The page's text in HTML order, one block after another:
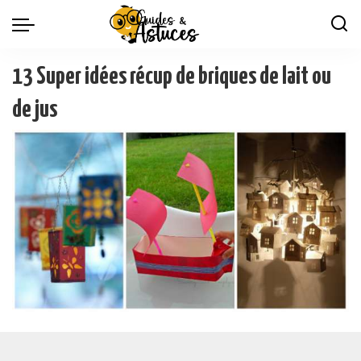
13 Super idées récup de briques de lait ou
de jus